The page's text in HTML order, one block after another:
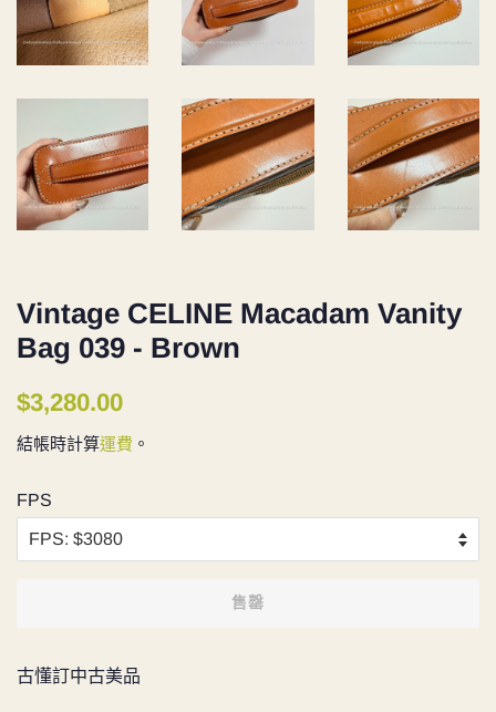
Vintage CELINE Macadam Vanity
Bag 039 - Brown
定
$3,280.00
結帳時計算運費 。
FPS
售罄
古懂訂中古美品